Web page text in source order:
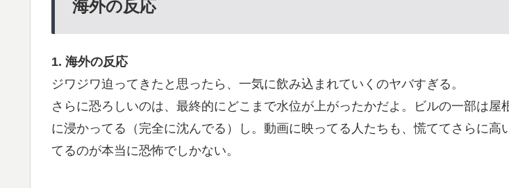
海外の反応
1. 海外の反応
ジワジワ迫ってきたと思ったら、一気に飲み込まれていくのヤバすぎる。
さらに恐ろしいのは、最終的にどこまで水位が上がったかだよ。ビルの一部は屋
に浸かってる（完全に沈んでる）し。動画に映ってる人たちも、慌ててさらに高
てるのが本当に恐怖でしかない。